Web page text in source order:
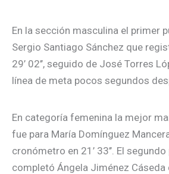
En la sección masculina el primer
Sergio Santiago Sánchez que
29’ 02’’, seguido de José Torres
línea de meta pocos segundos
En categoría femenina la mejor
fue para María Domínguez
cronómetro en 21’ 33’’. El
completó Ángela Jiménez Cáseda